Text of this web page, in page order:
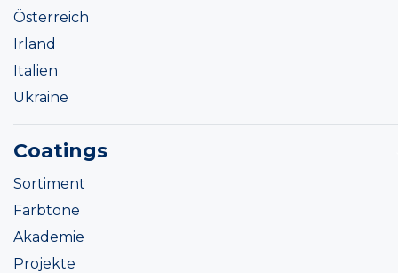
Österreich
Irland
Italien
Ukraine
Coatings
Sortiment
Farbtöne
Akademie
Projekte